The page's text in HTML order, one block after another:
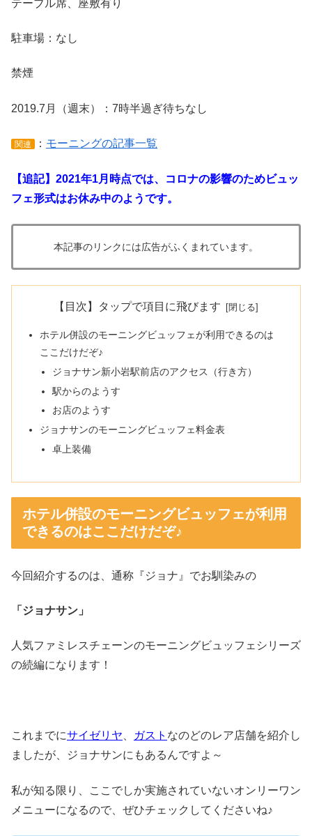
テーブル席、座敷有り
駐車場：なし
禁煙
2019.7月（週末）：7時半過ぎ待ちなし
関連 ： モーニングの記事一覧
【追記】2021年1月時点では、コロナの影響のためビュッ
フェ形式はお休み中のようです。
本記事のリンクには広告がふくまれています。
【目次】タップで項目に飛びます
ホテル併設のモーニングビュッフェが利用できるのは
ここだけだぞ♪
ジョナサン新小岩駅前店のアクセス（行き方）
駅からのようす
お店のようす
ジョナサンのモーニングビュッフェ料金表
卓上装備
ホテル併設のモーニングビュッフェが利用
できるのはここだけだぞ♪
今回紹介するのは、通称『ジョナ』でお馴染みの
「ジョナサン」
人気ファミレスチェーンのモーニングビュッフェシリーズ
の続編になります！
これまでにサイゼリヤ ガスト なのどのレア店舗を紹介し
ましたが、ジョナサンにもあるんですよ～
私が知る限り、ここでしか実施されていないオンリーワン
メニューになるので、ぜひチェックしてくださいね♪